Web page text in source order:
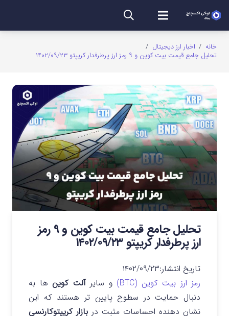
خانه / اخبار ارز دیجیتال /
تحلیل جامع قیمت بیت کوین و ۹ رمز ارز پرطرفدار کریپتو ۱۴۰۲/۰۹/۲۳
تحلیل جامع قیمت بیت کوین و ۹ رمز
ارز پرطرفدار کریپتو ۱۴۰۲/۰۹/۲۳
تاریخ انتشار:۱۴۰۲/۰۹/۲۳
رمز ارز بیت کوین (BTC)
و سایرآلت کوین ها به
دنبال حمایت در سطوح پایین تر هستند که این
نشان دهنده احساسات مثبت در بازار کریپتوکارنسی